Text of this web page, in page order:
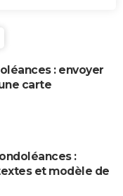
: envoyer
carte
:
et modèle de